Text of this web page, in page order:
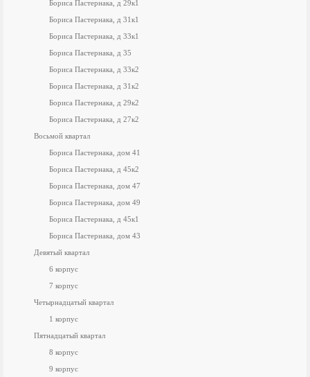
Бориса Пастернака, д 29к1
Бориса Пастернака, д 31к1
Бориса Пастернака, д 33к1
Бориса Пастернака, д 35
Бориса Пастернака, д 33к2
Бориса Пастернака, д 31к2
Бориса Пастернака, д 29к2
Бориса Пастернака, д 27к2
Восьмой квартал
Бориса Пастернака, дом 41
Бориса Пастернака, д 45к2
Бориса Пастернака, дом 47
Бориса Пастернака, дом 49
Бориса Пастернака, д 45к1
Бориса Пастернака, дом 43
Девятый квартал
6 корпус
7 корпус
Четырнадцатый квартал
1 корпус
Пятнадцатый квартал
8 корпус
9 корпус